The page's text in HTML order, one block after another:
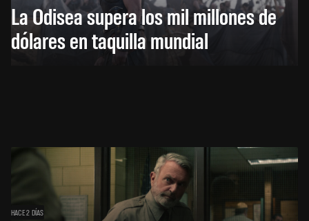
La Odisea supera los mil millones de
dólares en taquilla mundial
HACE 2 DÍAS